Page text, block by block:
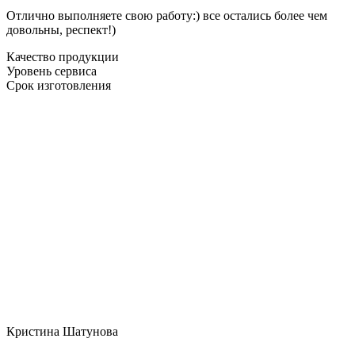
Отлично выполняете свою работу:) все остались более чем
довольны, респект!)
Качество продукции
Уровень сервиса
Срок изготовления
Кристина Шатунова